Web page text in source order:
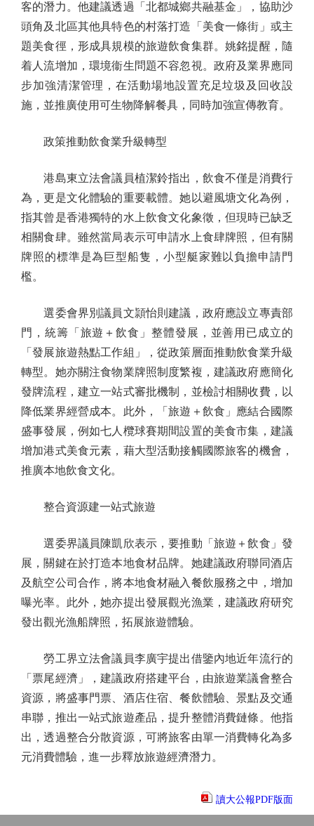
客的潛力。他建議透過「北都城鄉共融基金」，協助沙
頭角及北區其他具特色的村落打造「美食一條街」或主
題美食徑，形成具規模的旅遊飲食集群。姚銘提醒，隨
着人流增加，環境衞生問題不容忽視。政府及業界應同
步加強清潔管理，在活動場地設置充足垃圾及回收設
施，並推廣使用可生物降解餐具，同時加強宣傳教育。
政策推動飲食業升級轉型
港島東立法會議員植潔鈴指出，飲食不僅是消費行
為，更是文化體驗的重要載體。她以避風塘文化為例，
指其曾是香港獨特的水上飲食文化象徵，但現時已缺乏
相關食肆。雖然當局表示可申請水上食肆牌照，但有關
牌照的標準是為巨型船隻，小型艇家難以負擔申請門
檻。
選委會界別議員文頴怡則建議，政府應設立專責部
門，統籌「旅遊＋飲食」整體發展，並善用已成立的
「發展旅遊熱點工作組」，從政策層面推動飲食業升級
轉型。她亦關注食物業牌照制度繁複，建議政府應簡化
發牌流程，建立一站式審批機制，並檢討相關收費，以
降低業界經營成本。此外，「旅遊＋飲食」應結合國際
盛事發展，例如七人欖球賽期間設置的美食市集，建議
增加港式美食元素，藉大型活動接觸國際旅客的機會，
推廣本地飲食文化。
整合資源建一站式旅遊
選委界議員陳凱欣表示，要推動「旅遊＋飲食」發
展，關鍵在於打造本地食材品牌。她建議政府聯同酒店
及航空公司合作，將本地食材融入餐飲服務之中，增加
曝光率。此外，她亦提出發展觀光漁業，建議政府研究
發出觀光漁船牌照，拓展旅遊體驗。
勞工界立法會議員李廣宇提出借鑒內地近年流行的
「票尾經濟」，建議政府搭建平台，由旅遊業議會整合
資源，將盛事門票、酒店住宿、餐飲體驗、景點及交通
串聯，推出一站式旅遊產品，提升整體消費鏈條。他指
出，透過整合分散資源，可將旅客由單一消費轉化為多
元消費體驗，進一步釋放旅遊經濟潛力。
讀大公報PDF版面